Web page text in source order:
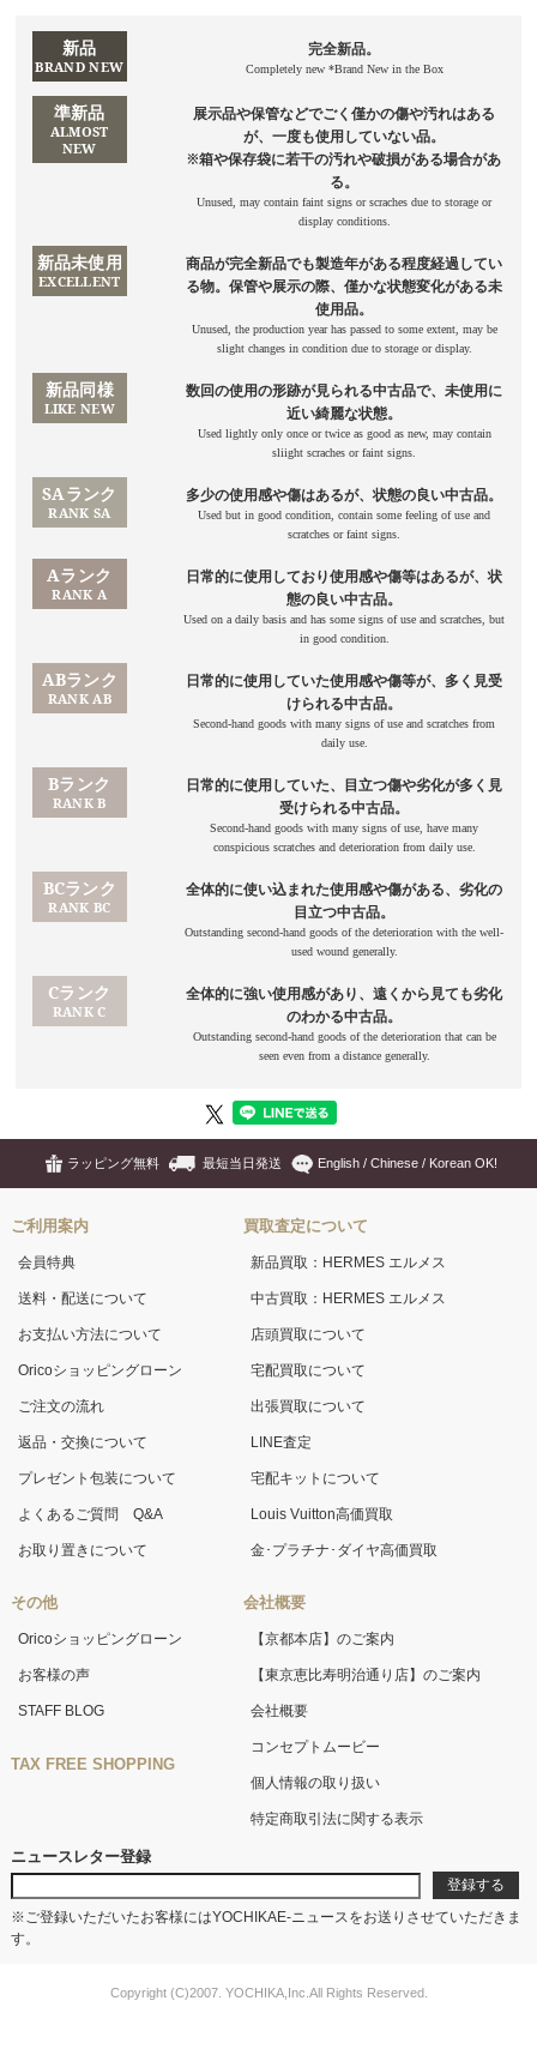
ラッピング無料 最短当日発送 English / Chinese / Korean OK!
ご利用案内
会員特典
送料・配送について
お支払い方法について
Oricoショッピングローン
ご注文の流れ
返品・交換について
プレゼント包装について
よくあるご質問 Q&A
お取り置きについて
その他
Oricoショッピングローン
お客様の声
STAFF BLOG
TAX FREE SHOPPING
買取査定について
新品買取：HERMES エルメス
中古買取：HERMES エルメス
店頭買取について
宅配買取について
出張買取について
LINE査定
宅配キットについて
Louis Vuitton高価買取
金･プラチナ･ダイヤ高価買取
会社概要
【京都本店】のご案内
【東京恵比寿明治通り店】のご案内
会社概要
コンセプトムービー
個人情報の取り扱い
特定商取引法に関する表示
ニュースレター登録
※ご登録いただいたお客様にはYOCHIKAE-ニュースをお送りさせていただきま
す。
Copyright (C)2007. YOCHIKA,Inc.All Rights Reserved.